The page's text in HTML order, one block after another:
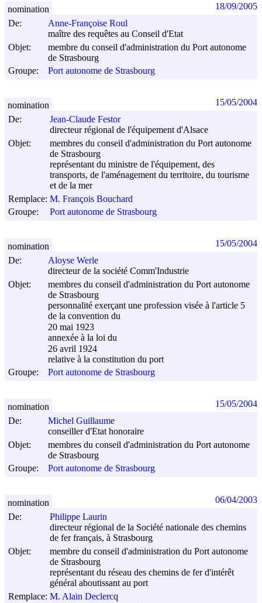
De:
Anne-Françoise Roul
maître des requêtes au Conseil d'Etat
Objet:
membre du conseil d'administration du Port autonome
de Strasbourg
Groupe:
Port autonome de Strasbourg
nomination 18/09/2005
De:
Jean-Claude Festor
directeur régional de l'équipement d'Alsace
Objet:
membres du conseil d'administration du Port autonome
de Strasbourg
représentant du ministre de l'équipement, des
transports, de l'aménagement du territoire, du tourisme
et de la mer
Remplace: M. François Bouchard
Groupe:
Port autonome de Strasbourg
nomination 15/05/2004
De:
Aloyse Werle
directeur de la société Comm'Industrie
Objet:
membres du conseil d'administration du Port autonome
de Strasbourg
personnalité exerçant une profession visée à l'article 5
de la convention du
20 mai 1923
annexée à la loi du
26 avril 1924
relative à la constitution du port
Groupe:
Port autonome de Strasbourg
nomination 15/05/2004
De:
Michel Guillaume
conseiller d'Etat honoraire
Objet:
membres du conseil d'administration du Port autonome
de Strasbourg
Groupe:
Port autonome de Strasbourg
nomination 15/05/2004
De:
Philippe Laurin
directeur régional de la Société nationale des chemins
de fer français, à Strasbourg
Objet:
membre du conseil d'administration du Port autonome
de Strasbourg
représentant du réseau des chemins de fer d'intérêt
général aboutissant au port
Remplace: M. Alain Declercq
nomination 06/04/2003